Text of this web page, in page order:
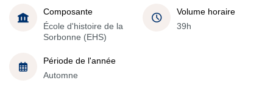
Composante
École d'histoire de la
Sorbonne (EHS)
Volume horaire
39h
Période de l'année
Automne